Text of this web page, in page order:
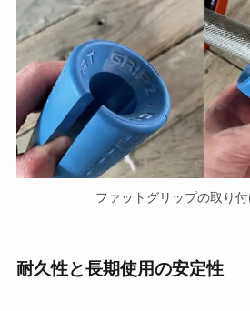
ファットグリップの取り
耐久性と長期使用の安定性